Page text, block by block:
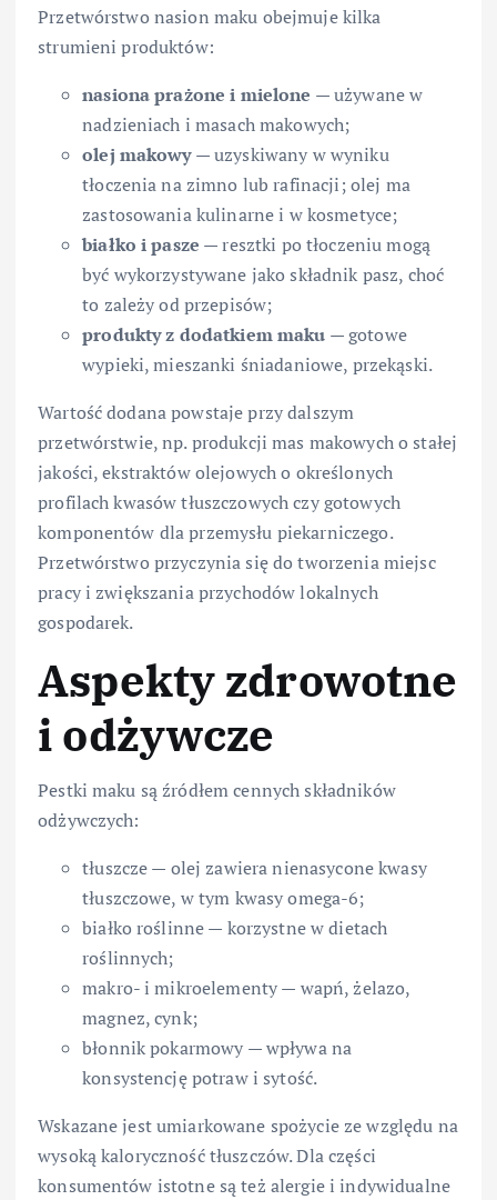
Przetwórstwo nasion maku obejmuje kilka
strumieni produktów:
nasiona prażone i mielone — używane w
nadzieniach i masach makowych;
olej makowy— uzyskiwany w wyniku
tłoczenia na zimno lub rafinacji; olej ma
zastosowania kulinarne i w kosmetyce;
białko i pasze — resztki po tłoczeniu mogą
być wykorzystywane jako składnik pasz, choć
to zależy od przepisów;
produkty z dodatkiem maku — gotowe
wypieki, mieszanki śniadaniowe, przekąski.
Wartość dodana powstaje przy dalszym
przetwórstwie, np. produkcji mas makowych o stałej
jakości, ekstraktów olejowych o określonych
profilach kwasów tłuszczowych czy gotowych
komponentów dla przemysłu piekarniczego.
Przetwórstwo przyczynia się do tworzenia miejsc
pracy i zwiększania przychodów lokalnych
gospodarek.
Aspekty zdrowotne
i odżywcze
Pestki maku są źródłem cennych składników
odżywczych:
tłuszcze — olej zawiera nienasycone kwasy
tłuszczowe, w tym kwasy omega-6;
białko roślinne — korzystne w dietach
roślinnych;
makro- i mikroelementy — wapń, żelazo,
magnez, cynk;
błonnik pokarmowy — wpływa na
konsystencję potraw i sytość.
Wskazane jest umiarkowane spożycie ze względu na
wysoką kaloryczność tłuszczów. Dla części
konsumentów istotne są też alergie i indywidualne